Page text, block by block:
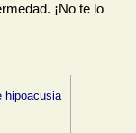
¡No te lo
hipoacusia